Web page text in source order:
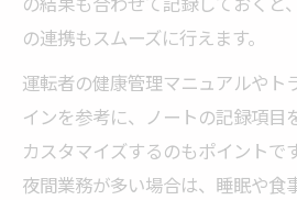
の連携もスムーズに行えます。
運転者の健康管理マニュアルやト
インを参考に、ノートの記録項目
カスタマイズするのもポイントで
夜間業務が多い場合は、睡眠や食